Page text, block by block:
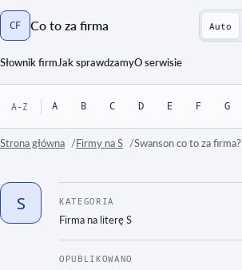
CF Co to za firma
Strona główna
Słownik firmJak sprawdzamyO serwisie
Auto
A-Z A B C D E F G
Strona główna Firmy na S Swanson co to za firma?
S KATEGORIA
Firma na literęS
OPUBLIKOWANO